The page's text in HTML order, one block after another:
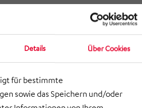
Details Über Cookies
für bestimmte
sowie das Speichern und/oder
mit klaren Wegebeziehungen,
Andienungszonen.
für Realisierung und
FTS/FTF